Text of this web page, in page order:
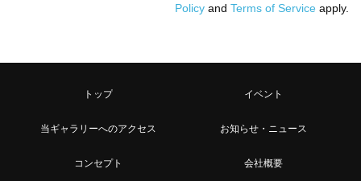
Policy and Terms of Service apply.
トップ イベント
当ギャラリーへのアクセス お知らせ・ニュース
コンセプト 会社概要